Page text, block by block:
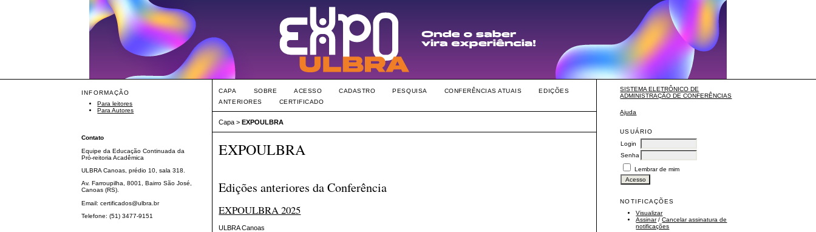
INFORMAÇÃO
Para leitores
Para Autores
Contato
Equipe da Educação Continuada da
Pró-reitoria Acadêmica
ULBRA Canoas, prédio 10, sala 318.
Av. Farroupilha, 8001, Bairro São José,
Canoas (RS).
Email: certificados@ulbra.br
Telefone: (51) 3477-9151
SISTEMA ELETRÔNICO DE
ADMINISTRAÇÃO DE CONFERÊNCIAS
Ajuda
USUÁRIO
Login
Senha
Lembrar de mim
NOTIFICAÇÕES
Visualizar
Assinar/Cancelar assinatura de
notificações
CAPA SOBRE ACESSO CADASTRO PESQUISA CONFERÊNCIAS ATUAIS
EDIÇÕES
ANTERIORES
CERTIFICADO
Capa >EXPOULBRA
EXPOULBRA
Edições anteriores da Conferência
EXPOULBRA 2025
ULBRA Canoas